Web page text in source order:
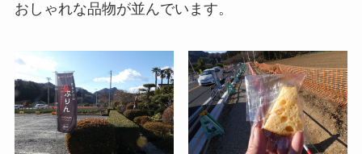
おしゃれな品物が並んでいます。